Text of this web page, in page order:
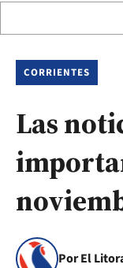
CORRIENTES
Las
Por El